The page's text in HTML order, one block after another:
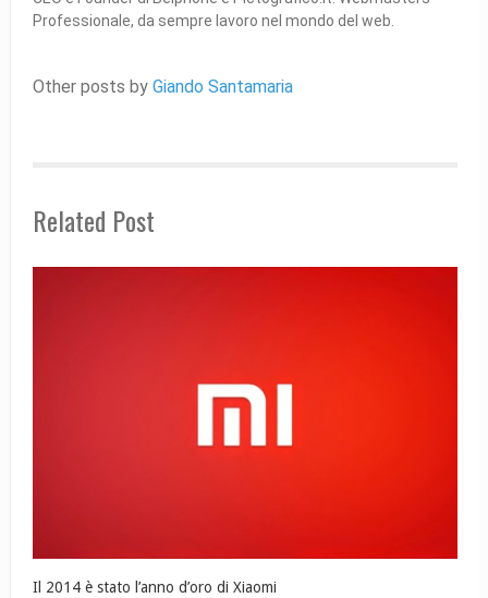
Professionale, da sempre lavoro nel mondo del web.
Other posts by Giando Santamaria
Related Post
Il 2014 è stato l’anno d’oro di Xiaomi